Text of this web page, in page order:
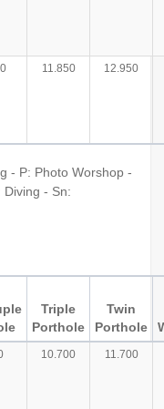
11.850 12.950
- P: Photo Worshop -
- Sn:
Triple
Porthole
Twin
Porthole
10.700 11.700